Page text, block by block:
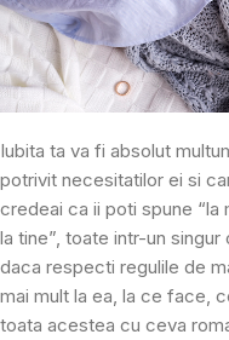
Iubita ta va fi absolut
potrivit necesitatilor ei si
credeai ca ii poti spune “la
la tine”, toate intr-un
daca respecti regulile de
mai mult la ea, la ce face,
toata acestea cu ceva